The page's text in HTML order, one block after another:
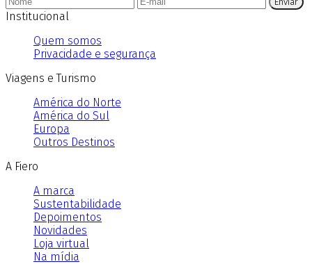
Institucional
Quem somos
Privacidade e segurança
Viagens e Turismo
América do Norte
América do Sul
Europa
Outros Destinos
A Fiero
A marca
Sustentabilidade
Depoimentos
Novidades
Loja virtual
Na mídia